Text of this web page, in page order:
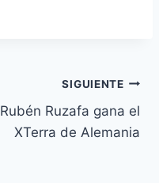
SIGUIENTE
Rubén Ruzafa gana el
XTerra de Alemania